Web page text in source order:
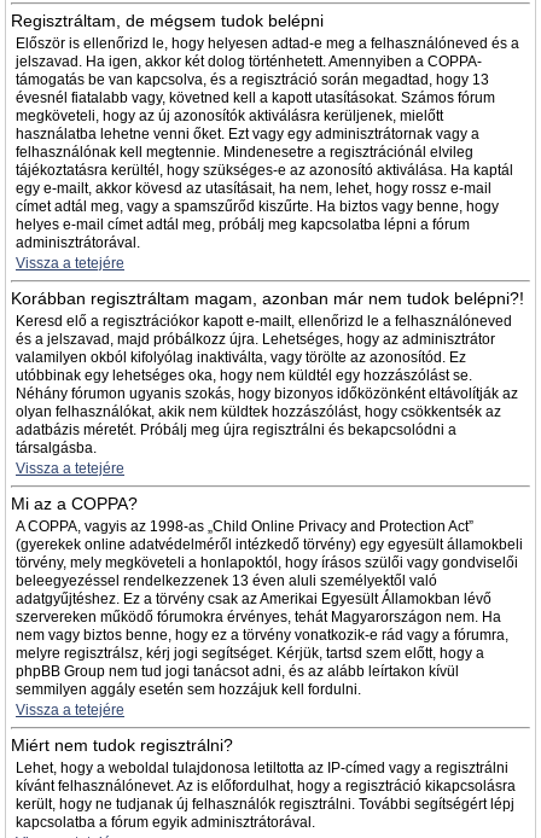
Regisztráltam, de mégsem tudok belépni
Először is ellenőrizd le, hogy helyesen adtad-e meg a felhasználóneved és a
jelszavad. Ha igen, akkor két dolog történhetett. Amennyiben a COPPA-
támogatás be van kapcsolva, és a regisztráció során megadtad, hogy 13
évesnél fiatalabb vagy, követned kell a kapott utasításokat. Számos fórum
megköveteli, hogy az új azonosítók aktiválásra kerüljenek, mielőtt
használatba lehetne venni őket. Ezt vagy egy adminisztrátornak vagy a
felhasználónak kell megtennie. Mindenesetre a regisztrációnál elvileg
tájékoztatásra kerültél, hogy szükséges-e az azonosító aktiválása. Ha kaptál
egy e-mailt, akkor kövesd az utasításait, ha nem, lehet, hogy rossz e-mail
címet adtál meg, vagy a spamszűrőd kiszűrte. Ha biztos vagy benne, hogy
helyes e-mail címet adtál meg, próbálj meg kapcsolatba lépni a fórum
adminisztrátorával.
Vissza a tetejére
Korábban regisztráltam magam, azonban már nem tudok belépni?!
Keresd elő a regisztrációkor kapott e-mailt, ellenőrizd le a felhasználóneved
és a jelszavad, majd próbálkozz újra. Lehetséges, hogy az adminisztrátor
valamilyen okból kifolyólag inaktiválta, vagy törölte az azonosítód. Ez
utóbbinak egy lehetséges oka, hogy nem küldtél egy hozzászólást se.
Néhány fórumon ugyanis szokás, hogy bizonyos időközönként eltávolítják az
olyan felhasználókat, akik nem küldtek hozzászólást, hogy csökkentsék az
adatbázis méretét. Próbálj meg újra regisztrálni és bekapcsolódni a
társalgásba.
Vissza a tetejére
Mi az a COPPA?
A COPPA, vagyis az 1998-as „Child Online Privacy and Protection Act”
(gyerekek online adatvédelméről intézkedő törvény) egy egyesült államokbeli
törvény, mely megköveteli a honlapoktól, hogy írásos szülői vagy gondviselői
beleegyezéssel rendelkezzenek 13 éven aluli személyektől való
adatgyűjtéshez. Ez a törvény csak az Amerikai Egyesült Államokban lévő
szervereken működő fórumokra érvényes, tehát Magyarországon nem. Ha
nem vagy biztos benne, hogy ez a törvény vonatkozik-e rád vagy a fórumra,
melyre regisztrálsz, kérj jogi segítséget. Kérjük, tartsd szem előtt, hogy a
phpBB Group nem tud jogi tanácsot adni, és az alább leírtakon kívül
semmilyen aggály esetén sem hozzájuk kell fordulni.
Vissza a tetejére
Miért nem tudok regisztrálni?
Lehet, hogy a weboldal tulajdonosa letiltotta az IP-címed vagy a regisztrálni
kívánt felhasználónevet. Az is előfordulhat, hogy a regisztráció kikapcsolásra
került, hogy ne tudjanak új felhasználók regisztrálni. További segítségért lépj
kapcsolatba a fórum egyik adminisztrátorával.